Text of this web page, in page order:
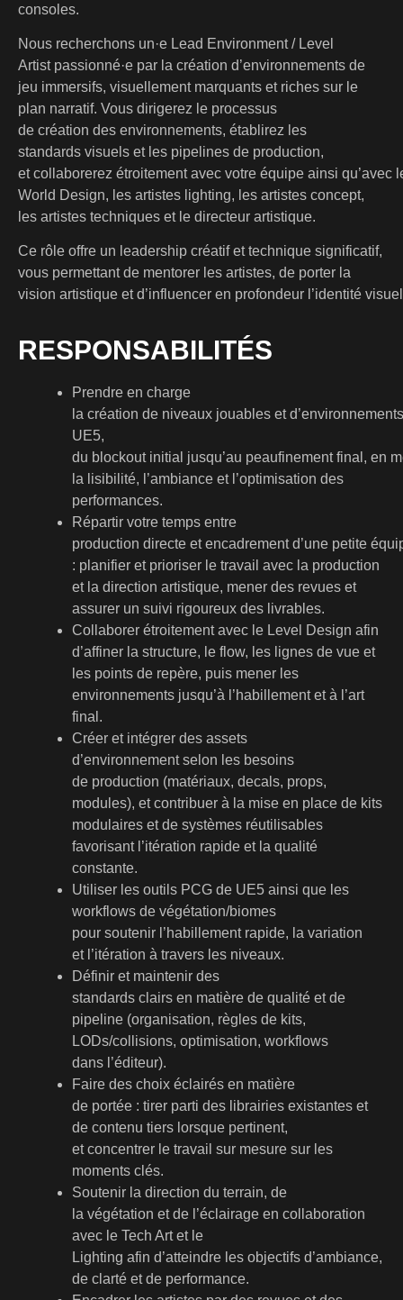
consoles.
Nous recherchons un·e Lead Environment / Level
Artist passionné·e par la création d’environnements de
jeu immersifs, visuellement marquants et riches sur le
plan narratif. Vous dirigerez le processus
de création des environnements, établirez les
standards visuels et les pipelines de production,
et collaborerez étroitement avec votre équipe ainsi qu’avec
World Design, les artistes lighting, les artistes concept,
les artistes techniques et le directeur artistique.
Ce rôle offre un leadership créatif et technique significatif,
vous permettant de mentorer les artistes, de porter la
vision artistique et d’influencer en profondeur l’identité
RESPONSABILITÉS
Prendre en charge
la création de niveaux jouables et
UE5,
du blockout initial jusqu’au peaufinement final, en
la lisibilité, l’ambiance et l’optimisation des
performances.
Répartir votre temps entre
production directe et encadrement d’une petite
: planifier et prioriser le travail avec la production
et la direction artistique, mener des revues et
assurer un suivi rigoureux des livrables.
Collaborer étroitement avec le Level Design afin
d’affiner la structure, le flow, les lignes de vue et
les points de repère, puis mener les
environnements jusqu’à l’habillement et à l’art
final.
Créer et intégrer des assets
d’environnement selon les besoins
de production (matériaux, decals, props,
modules), et contribuer à la mise en place de kits
modulaires et de systèmes réutilisables
favorisant l’itération rapide et la qualité
constante.
Utiliser les outils PCG de UE5 ainsi que les
workflows de végétation/biomes
pour soutenir l’habillement rapide, la variation
et l’itération à travers les niveaux.
Définir et maintenir des
standards clairs en matière de qualité et de
pipeline (organisation, règles de kits,
LODs/collisions, optimisation, workflows
dans l’éditeur).
Faire des choix éclairés en matière
de portée : tirer parti des librairies existantes et
de contenu tiers lorsque pertinent,
et concentrer le travail sur mesure sur les
moments clés.
Soutenir la direction du terrain, de
la végétation et de l’éclairage en collaboration
avec le Tech Art et le
Lighting afin d’atteindre les objectifs d’ambiance,
de clarté et de performance.